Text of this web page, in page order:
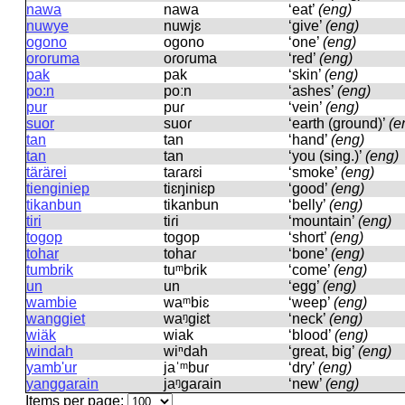
nawa
nawa ‘eat’ (eng)
nuwye
nuwjɛ ‘give’ (eng)
ogono
oɡono ‘one’ (eng)
ororuma
oɾoɾuma ‘red’ (eng)
pak
pak ‘skin’ (eng)
po:n
poːn ‘ashes’ (eng)
pur
puɾ ‘vein’ (eng)
suor
suoɾ ‘earth (ground)’
tan
tan ‘hand’ (eng)
tan
tan ‘you (sing.)’ (eng)
tärärei
taɾaɾɛi ‘smoke’ (eng)
tienginiep
tiɛŋiniɛp ‘good’ (eng)
tikanbun
tikanbun ‘belly’ (eng)
tiri
tiɾi ‘mountain’ (eng)
togop
toɡop ‘short’ (eng)
tohar
tohaɾ ‘bone’ (eng)
tumbrik
tuᵐbɾik ‘come’ (eng)
un
un ‘egg’ (eng)
wambie
waᵐbiɛ ‘weep’ (eng)
wanggiet
waᵑɡiɛt ‘neck’ (eng)
wiäk
wiak ‘blood’ (eng)
windah
wiⁿdah ‘great, big’ (eng)
yamb'ur
jaˈᵐbuɾ ‘dry’ (eng)
yanggarain
jaᵑɡaɾain ‘new’ (eng)
Items per page: